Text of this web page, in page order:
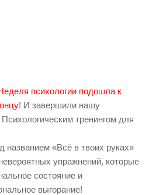
психологии подошла к
! И завершили нашу
тренингом для
названием «Всё в твоих руках»
упражнений, которые
состояние и
выгорание!